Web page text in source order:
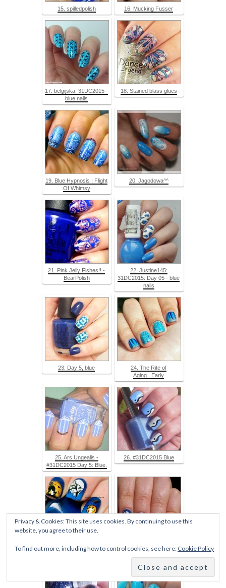
15. spilledpolish 16. Mucking Fusser
17. belgijska: 31DC2015 -
blue nails
18. Stained blass glues
19. Blue Hypnosis | Flight
Of Whimsy
20. Jagodowa^^
21. Pink Jelly Fishes!! -
BearPolish
22. Justine145:
31DC2015: Day 05 - blue
nails
23. Day 5, blue
24. The Rite of
Aging...Early
25. Ars Ungealis -
#31DC2015 Day 5: Blue.
26. #31DC2015 Blue
27. My Nail Polish Online
28. The Call of Beauty -
Privacy & Cookies: This site uses cookies. By continuing to use this
website, you agree to their use.
To find out more, including how to control cookies, see here: Cookie Policy